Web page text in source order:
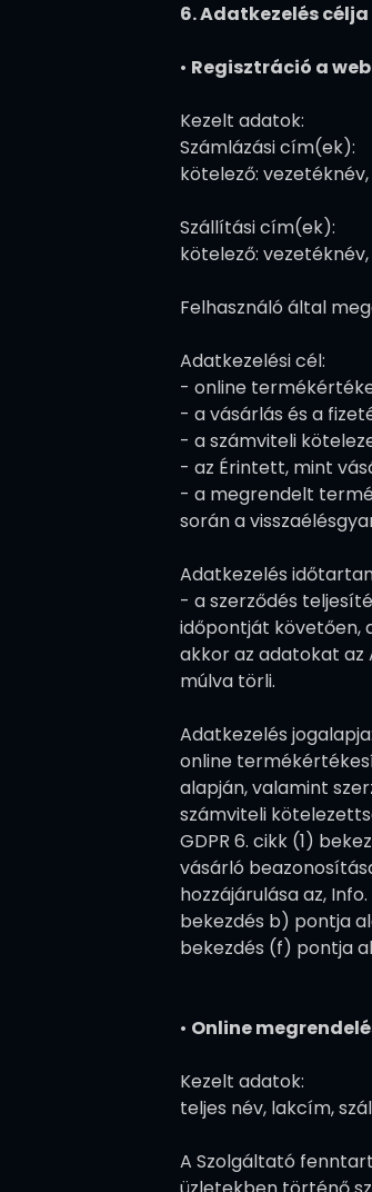
6. Adatkezelés célja
• Regisztráció a
Kezelt adatok:
Számlázási cím(ek):
kötelező:
Szállítási cím(ek):
kötelező:
Felhasználó által
Adatkezelési cél:
- online
- a vásárlás és a
- a számviteli
- az Érintett, mint
- a megrendelt
során a
Adatkezelés
- a szerződés
időpontját követően,
akkor az adatokat az
múlva törli.
Adatkezelés jogalapja:
online
alapján, valamint
számviteli
GDPR 6. cikk (1)
vásárló
hozzájárulása az,
bekezdés b) pontja
bekezdés (f) pontja
• Online
Kezelt adatok:
teljes név, lakcím,
A Szolgáltató